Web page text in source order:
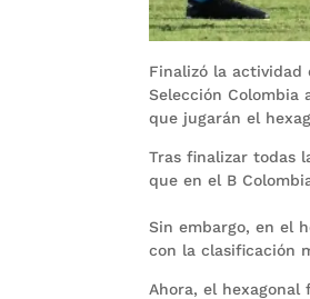
Finalizó la actividad
Selección Colombia
que jugarán el
Tras finalizar todas
que en el B
Sin embargo, en el
con la clasificación
Ahora, el